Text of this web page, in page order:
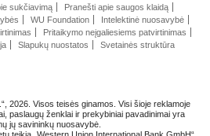
sukčiavimą
Pranešti apie saugos klaidą
WU Foundation
Intelektinė nuosavybė
Pritaikymo neįgaliesiems patvirtinimas
Slapukų nuostatos Svetainės struktūra
2026. Visos teisės ginamos. Visi šioje reklamoje
paslaugų ženklai ir prekybiniai pavadinimai yra
jų savininkų nuosavybė.